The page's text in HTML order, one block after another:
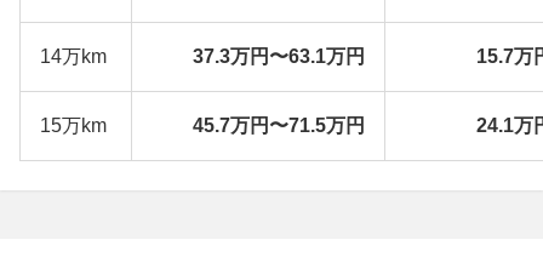
14万km 37.3万円〜63.1万円 15.7万
15万km 45.7万円〜71.5万円 24.1万